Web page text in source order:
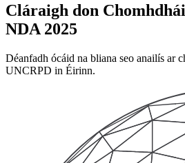
Cláraigh don
NDA 2025
Déanfadh ócáid na bliana seo anailís ar
UNCRPD in Éirinn.